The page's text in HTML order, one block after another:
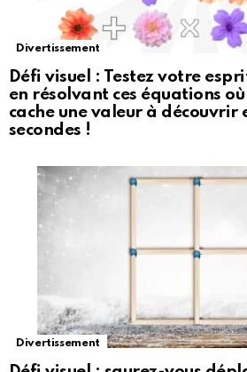
Divertissement
Défi visuel : Testez votre
en résolvant ces équations
cache une valeur à découvrir
secondes !
Divertissement